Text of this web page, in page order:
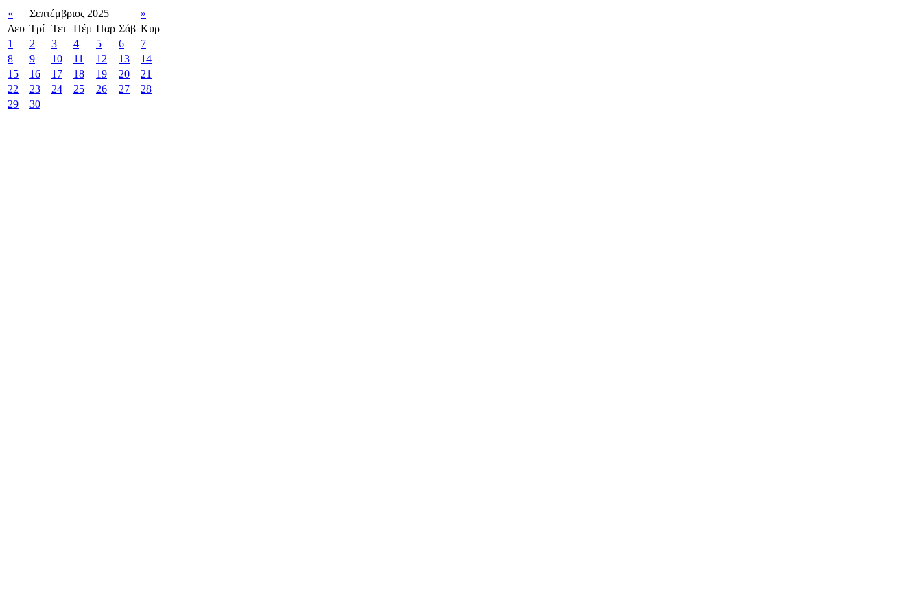
« Σεπτέμβριος 2025
»
Δευ Τρί Τετ Πέμ Παρ Σάβ Κυρ
1
2 3 4 5 6
7
8
9 10 11 12 13
14
15
16 17 18 19 20
21
22
23 24 25 26 27
28
29
30